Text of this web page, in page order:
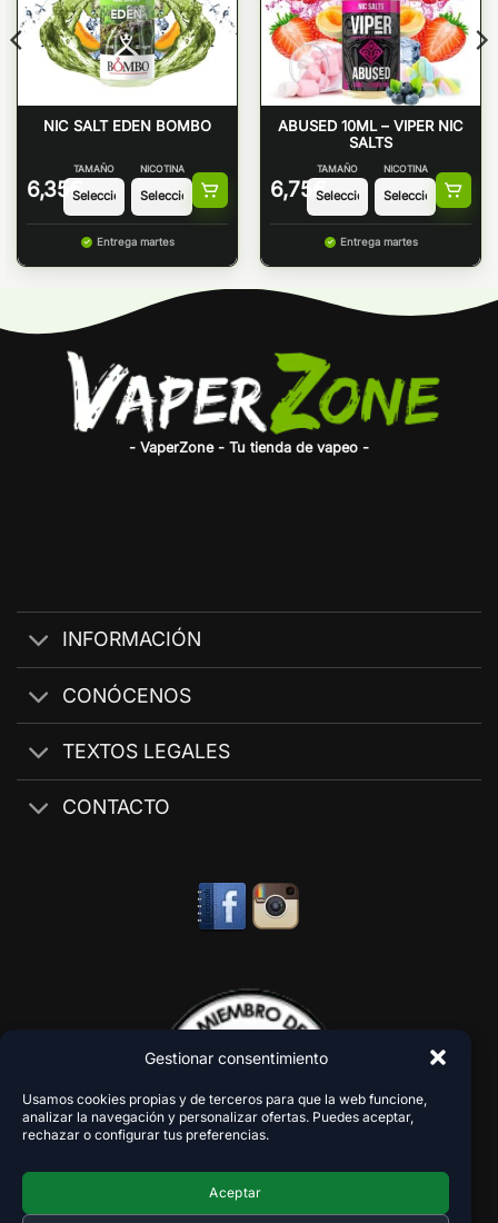
Gestionar consentimiento
Usamos cookies propias y de terceros para que la web funcione,
analizar la navegación y personalizar ofertas. Puedes aceptar,
rechazar o configurar tus preferencias.
Aceptar
NIC SALT EDEN BOMBO
6,35 €
TAMAÑO NICOTINA
Entrega martes
ABUSED 10ML – VIPER NIC
SALTS
6,75 €
TAMAÑO NICOTINA
Entrega martes
- VaperZone - Tu tienda de vapeo -
INFORMACIÓN
CONÓCENOS
TEXTOS LEGALES
CONTACTO